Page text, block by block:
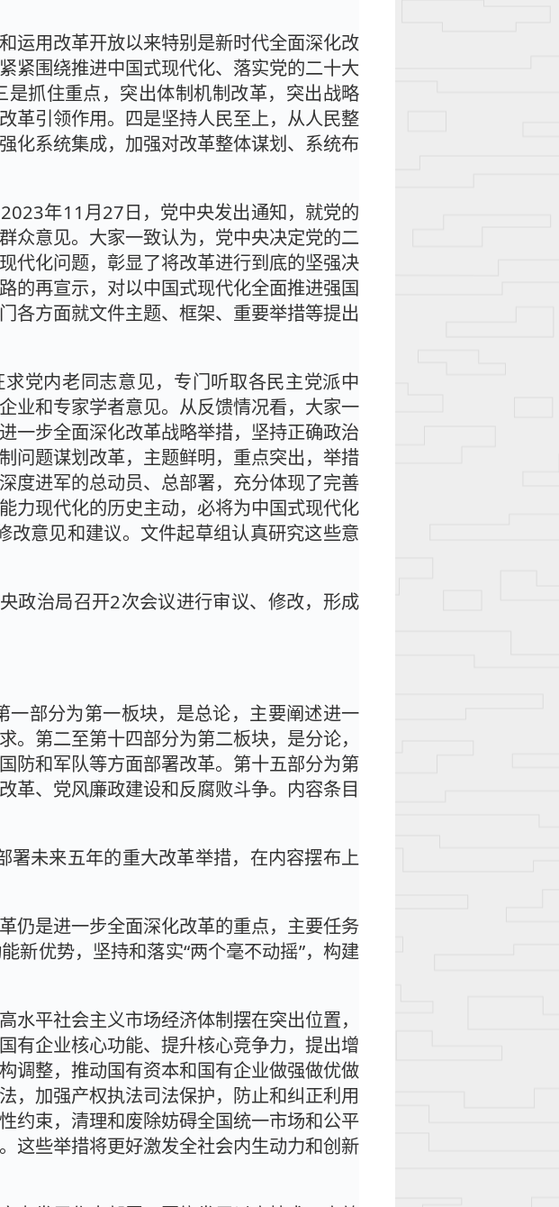
运用改革开放以来特别是新时代全面深化改
紧围绕推进中国式现代化、落实党的二十大
抓住重点，突出体制机制改革，突出战略
革引领作用。四是坚持人民至上，从人民整
化系统集成，加强对改革整体谋划、系统布
年11月27日，党中央发出通知，就党的
众意见。大家一致认为，党中央决定党的二
代化问题，彰显了将改革进行到底的坚强决
的再宣示，对以中国式现代化全面推进强国
各方面就文件主题、框架、重要举措等提出
党内老同志意见，专门听取各民主党派中
业和专家学者意见。从反馈情况看，大家一
一步全面深化改革战略举措，坚持正确政治
问题谋划改革，主题鲜明，重点突出，举措
度进军的总动员、总部署，充分体现了完善
力现代化的历史主动，必将为中国式现代化
意见和建议。文件起草组认真研究这些意
政治局召开2次会议进行审议、修改，形成
部分为第一板块，是总论，主要阐述进一
第二至第十四部分为第二板块，是分论，
防和军队等方面部署改革。第十五部分为第
革、党风廉政建设和反腐败斗争。内容条目
未来五年的重大改革举措，在内容摆布上
仍是进一步全面深化改革的重点，主要任务
新优势，坚持和落实“两个毫不动摇”，构建
平社会主义市场经济体制摆在突出位置，
有企业核心功能、提升核心竞争力，提出增
调整，推动国有资本和国有企业做强做优做
，加强产权执法司法保护，防止和纠正利用
约束，清理和废除妨碍全国统一市场和公平
这些举措将更好激发全社会内生动力和创新